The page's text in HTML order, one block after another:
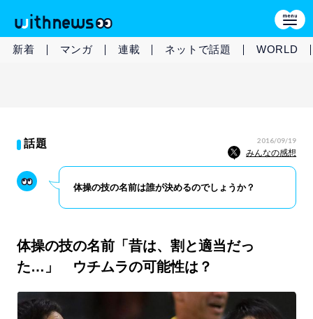
新着 マンガ 連載 ネットで話題 WORLD
話題 2016/09/19
みんなの感想
体操の技の名前は誰が決めるのでしょうか？
体操の技の名前「昔は、割と適当だっ
た…」 ウチムラの可能性は？